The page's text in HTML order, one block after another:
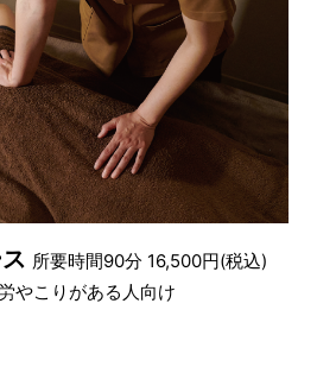
所要時間90分 16,500円(税込)
やこりがある人向け